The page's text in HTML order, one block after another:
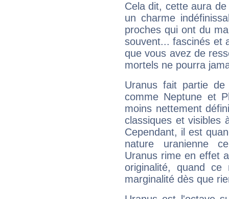
Cela dit, cette aura
un charme
proches qui ont du
souvent... fascinés et
que vous avez de
mortels ne pourra
Uranus fait partie
comme Neptune et
moins nettement
classiques et visibles
Cependant, il est
nature uranienne
Uranus rime en effet
originalité, quand ce
marginalité dès que